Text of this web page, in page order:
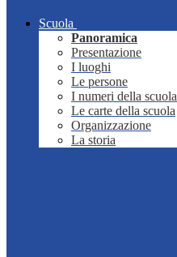
Scuola
Panoramica
Presentazione
I luoghi
Le persone
I numeri della scuola
Le carte della scuola
Organizzazione
La storia